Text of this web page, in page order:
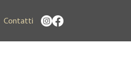
Contatti